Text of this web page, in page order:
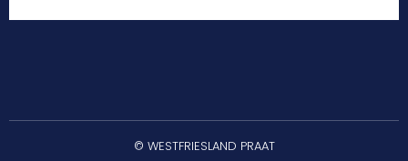
© WESTFRIESLAND PRAAT